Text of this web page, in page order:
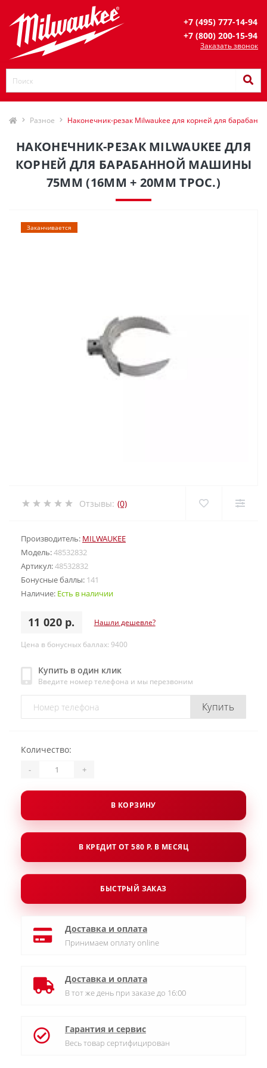
+7 (495) 777-14-94
+7 (800) 200-15-94
Заказать звонок
Разное Наконечник-резак Milwaukee для корней для
НАКОНЕЧНИК-РЕЗАК MILWAUKEE ДЛЯ
КОРНЕЙ ДЛЯ БАРАБАННОЙ МАШИНЫ
75ММ (16ММ + 20ММ ТРОС.)
Заканчивается
Отзывы: (0)
Производитель: MILWAUKEE
Модель:48532832
Артикул:48532832
Бонусные баллы: 141
Наличие: Есть в наличии
11 020 р. Нашли дешевле?
Цена в бонусных баллах: 9400
Купить в один клик
Введите номер телефона и мы перезвоним
Купить
Количество:
- +
В КОРЗИНУ
В КРЕДИТ ОТ 580 Р. В МЕСЯЦ
БЫСТРЫЙ ЗАКАЗ
Доставка и оплата
Принимаем оплату online
Доставка и оплата
В тот же день при заказе до 16:00
Гарантия и сервис
Весь товар сертифицирован